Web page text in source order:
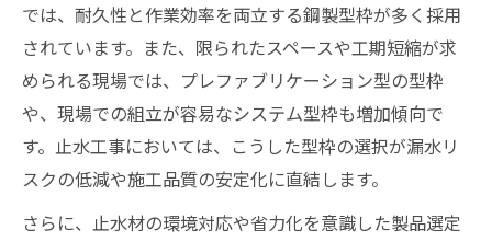
では、耐久性と作業効率を両立する鋼製型枠が多く採用
されています。また、限られたスペースや工期短縮が求
められる現場では、プレファブリケーション型の型枠
や、現場での組立が容易なシステム型枠も増加傾向で
す。止水工事においては、こうした型枠の選択が漏水リ
スクの低減や施工品質の安定化に直結します。
さらに、止水材の環境対応や省力化を意識した製品選定